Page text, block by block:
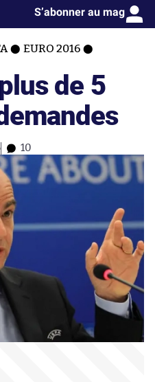
S’abonner au mag
EURO 2016
de 5
10